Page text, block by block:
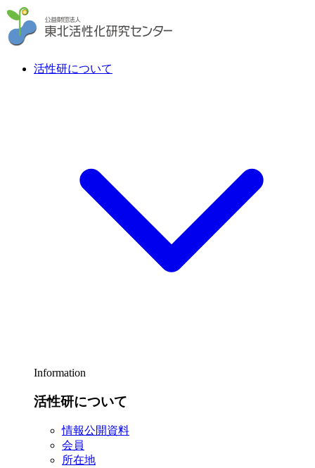
活性研について
Information
活性研について
情報公開資料
会員
所在地